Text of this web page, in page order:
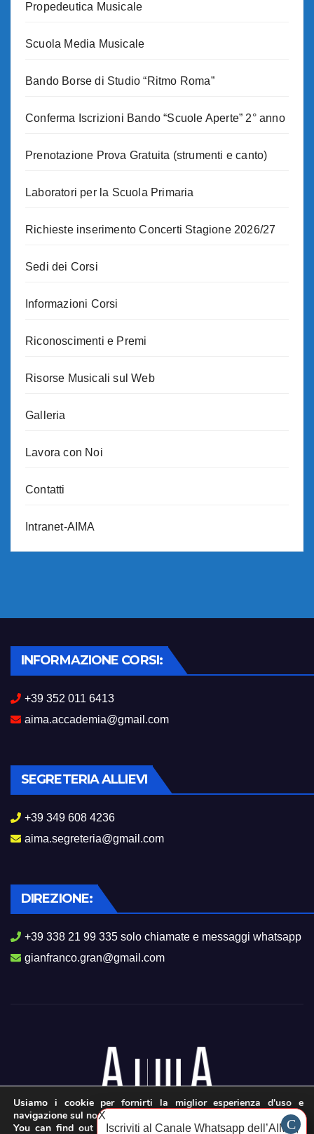
Propedeutica Musicale
Scuola Media Musicale
Bando Borse di Studio “Ritmo Roma”
Conferma Iscrizioni Bando “Scuole Aperte” 2° anno
Prenotazione Prova Gratuita (strumenti e canto)
Laboratori per la Scuola Primaria
Richieste inserimento Concerti Stagione 2026/27
Sedi dei Corsi
Informazioni Corsi
Riconoscimenti e Premi
Risorse Musicali sul Web
Galleria
Lavora con Noi
Contatti
Intranet-AIMA
INFORMAZIONE CORSI:
+39 352 011 6413
aima.accademia@gmail.com
SEGRETERIA ALLIEVI
+39 349 608 4236
aima.segreteria@gmail.com
DIREZIONE:
+39 338 21 99 335 solo chiamate e messaggi whatsapp
gianfranco.gran@gmail.com
X
Iscriviti al Canale Whatsapp dell’AIMA,
Usiamo i cookie per fornirti la miglior esperienza d'uso e
navigazione sul nostro sito web.
You can find out more about which cookies we are using or